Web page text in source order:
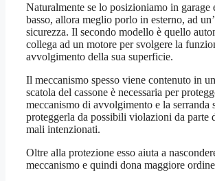
Naturalmente se lo posizioniamo in garage
basso, allora meglio porlo in esterno, ad
sicurezza. Il secondo modello è quello
collega ad un motore per svolgere la
avvolgimento della sua superficie.
Il meccanismo spesso viene contenuto in
scatola del cassone è necessaria per
meccanismo di avvolgimento e la serranda
proteggerla da possibili violazioni da parte
mali intenzionati.
Oltre alla protezione esso aiuta a
meccanismo e quindi dona maggiore